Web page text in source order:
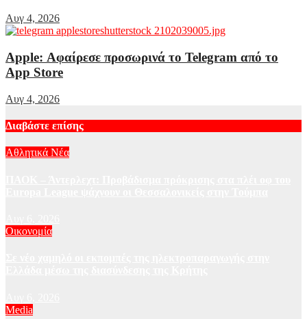
Αυγ 4, 2026
Apple: Αφαίρεσε προσωρινά το Telegram από το
App Store
Αυγ 4, 2026
Διαβάστε επίσης
Αθλητικά Νέα
Οικονομία
Media